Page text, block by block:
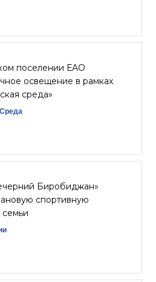
поселении ЕАО
освещение в рамках
среда»
Биробиджан»
спортивную